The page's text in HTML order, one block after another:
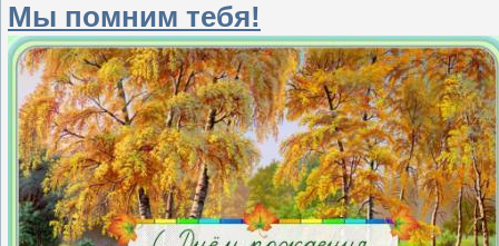
Мы помним тебя!